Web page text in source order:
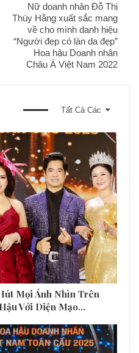
Nữ doanh nhân Đỗ Thị
Thúy Hằng xuất sắc mang
về cho mình danh hiệu
“Người đẹp có làn da đẹp”
Hoa hậu Doanh nhân
Châu Á Việt Nam 2022
Tất Cả Các
Mọi Ánh Nhìn Trên
Với Diện Mạo…